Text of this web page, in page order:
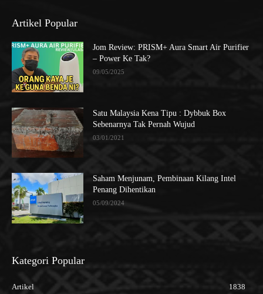
Artikel Popular
Jom Review: PRISM+ Aura Smart Air Purifier
– Power Ke Tak?
09/05/2025
Satu Malaysia Kena Tipu : Dybbuk Box
Sebenarnya Tak Pernah Wujud
03/01/2021
Saham Menjunam, Pembinaan Kilang Intel
Penang Dihentikan
05/09/2024
Kategori Popular
Artikel
1838